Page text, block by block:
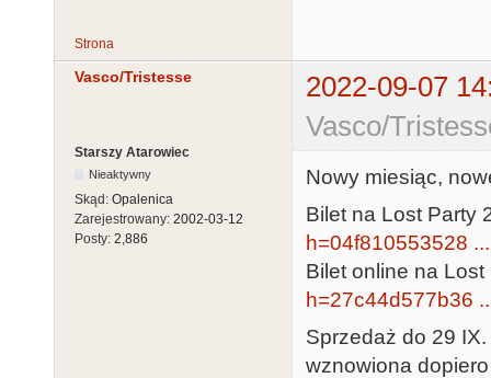
Strona
Vasco/Tristesse
2022-09-07
Vasco/
Starszy Atarowiec
Nieaktywny
Skąd: Opalenica
Zarejestrowany: 2002-03-12
Posty: 2,886
Nowy miesiąc,
Bilet na Lost Party
h=04f810553528
Bilet online na
h=27c44d577b36
Sprzedaż do 29
wznowiona